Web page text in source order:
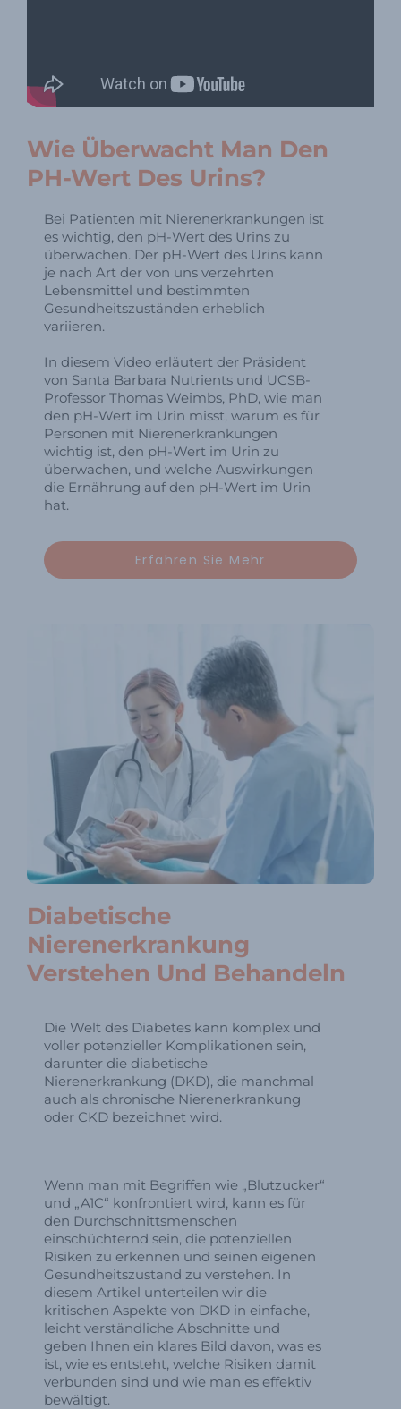
Wie Überwacht Man Den
PH-Wert Des Urins?
Bei Patienten mit Nierenerkrankungen ist
es wichtig, den pH-Wert des Urins zu
überwachen. Der pH-Wert des Urins kann
je nach Art der von uns verzehrten
Lebensmittel und bestimmten
Gesundheitszuständen erheblich
variieren.
In diesem Video erläutert der Präsident
von Santa Barbara Nutrients und UCSB-
Professor Thomas Weimbs, PhD, wie man
den pH-Wert im Urin misst, warum es für
Personen mit Nierenerkrankungen
wichtig ist, den pH-Wert im Urin zu
überwachen, und welche Auswirkungen
die Ernährung auf den pH-Wert im Urin
hat.
Erfahren Sie Mehr
Diabetische
Nierenerkrankung
Verstehen Und Behandeln
Die Welt des Diabetes kann komplex und
voller potenzieller Komplikationen sein,
darunter die diabetische
Nierenerkrankung (DKD), die manchmal
auch als chronische Nierenerkrankung
oder CKD bezeichnet wird.
Wenn man mit Begriffen wie „Blutzucker“
und „A1C“ konfrontiert wird, kann es für
den Durchschnittsmenschen
einschüchternd sein, die potenziellen
Risiken zu erkennen und seinen eigenen
Gesundheitszustand zu verstehen. In
diesem Artikel unterteilen wir die
kritischen Aspekte von DKD in einfache,
leicht verständliche Abschnitte und
geben Ihnen ein klares Bild davon, was es
ist, wie es entsteht, welche Risiken damit
verbunden sind und wie man es effektiv
bewältigt.